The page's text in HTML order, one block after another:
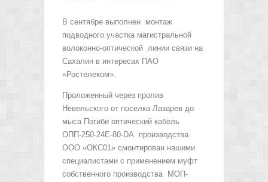
В сентябре выполнен монтаж
подводного участка магистральной
волоконно-оптической линии связи на
Сахалин в интересах ПАО
«Ростелеком».
Проложенный через пролив
Невельского от поселка Лазарев до
мыса Погиби оптический кабель
OПП-250-24Е-80-DA производства
ООО «ОКС01» смонтирован нашими
специалистами с применением муфт
собственного производства МОП-